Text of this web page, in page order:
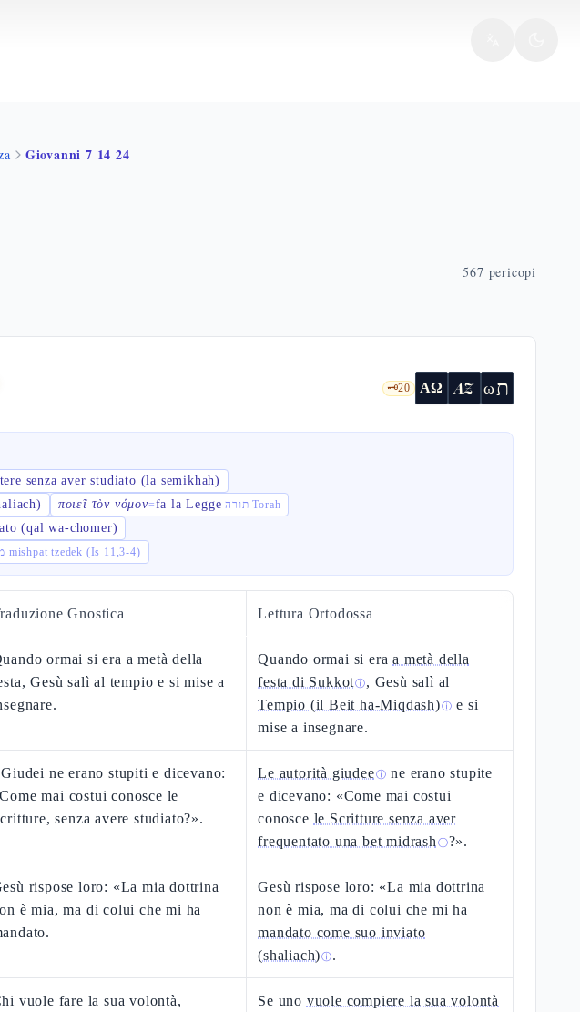
Giovanni 7 14 24
567 pericopi
🗝️20 ΑΩ AZ ωת
senza aver studiato (la semikhah)
ποιεῖ τὸν νόμον=fa la Legge תורה Torah
(qal wa-chomer)
משפט צדק mishpat tzedek (Is 11,3-4)
Gnostica Lettura Ortodossa
ormai si era a metà della
Gesù salì al tempio e si mise a
Quando ormai si eraa metà della
festa di Sukkotⓘ, Gesù salì al
Tempio (il Beit ha-Miqdash)ⓘ e si
mise a insegnare.
ne erano stupiti e dicevano:
mai costui conosce le
senza avere studiato?».
Le autorità giudeeⓘ ne erano stupite
e dicevano: «Come mai costui
conosce le Scritture senza aver
frequentato una bet midrash ⓘ?».
rispose loro: «La mia dottrina
è mia, ma di colui che mi ha
Gesù rispose loro: «La mia dottrina
non è mia, ma di colui che mi ha
mandato come suo inviato
(shaliach)ⓘ.
vuole fare la sua volontà,
Se uno vuole compiere la sua volontà